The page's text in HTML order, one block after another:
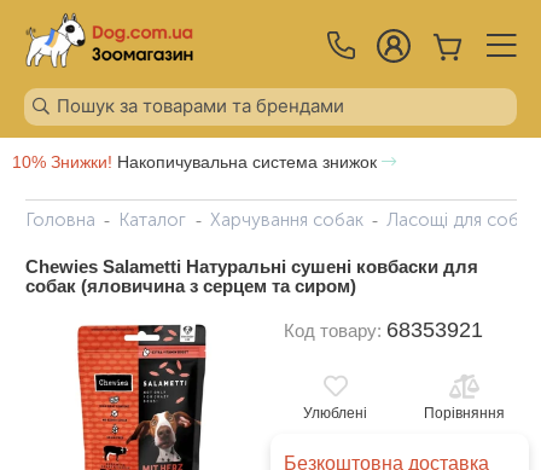
10% Знижки! Накопичувальна система знижок
Головна Каталог Харчування собак Ласощі для собак
Chewies Salametti Натуральні сушені ковбаски для
собак (яловичина з серцем та сиром)
Код товару: 68353921
Улюблені Порівняння
Безкоштовна доставка